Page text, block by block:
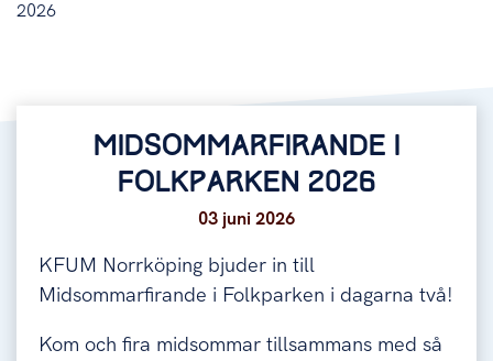
2026
MIDSOMMARFIRANDE I
FOLKPARKEN 2026
03 juni 2026
KFUM Norrköping bjuder in till
Midsommarfirande i Folkparken i dagarna två!
Kom och fira midsommar tillsammans med så